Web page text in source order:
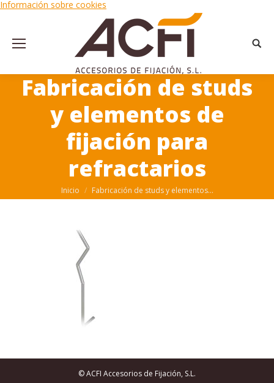
Información sobre cookies
Fabricación de studs
y elementos de
fijación para
refractarios
Inicio Fabricación de studs y elementos…
© ACFI Accesorios de Fijación, S.L.